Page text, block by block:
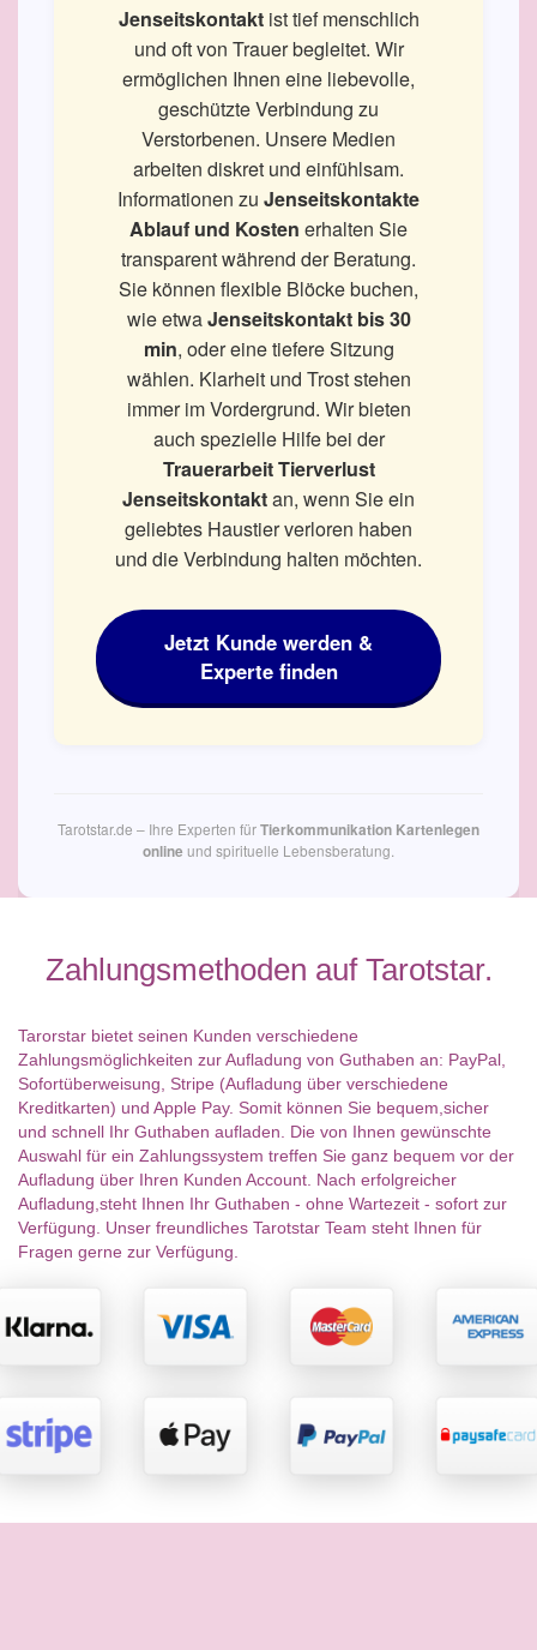
Jenseitskontaktist tief menschlich
und oft von Trauer begleitet. Wir
ermöglichen Ihnen eine liebevolle,
geschützte Verbindung zu
Verstorbenen. Unsere Medien
arbeiten diskret und einfühlsam.
Informationen zu Jenseitskontakte
Ablauf und Kosten erhalten Sie
transparent während der Beratung.
Sie können flexible Blöcke buchen,
wie etwaJenseitskontakt bis 30
min, oder eine tiefere Sitzung
wählen. Klarheit und Trost stehen
immer im Vordergrund. Wir bieten
auch spezielle Hilfe bei der
Trauerarbeit Tierverlust
Jenseitskontaktan, wenn Sie ein
geliebtes Haustier verloren haben
und die Verbindung halten möchten.
Jetzt Kunde werden &
Experte finden
Tarotstar.de – Ihre Experten fürTierkommunikation Kartenlegen
online und spirituelle Lebensberatung.
Zahlungsmethoden auf Tarotstar.
Tarorstar bietet seinen Kunden verschiedene
Zahlungsmöglichkeiten zur Aufladung von Guthaben an: PayPal,
Sofortüberweisung, Stripe (Aufladung über verschiedene
Kreditkarten) und Apple Pay. Somit können Sie bequem,sicher
und schnell Ihr Guthaben aufladen. Die von Ihnen gewünschte
Auswahl für ein Zahlungssystem treffen Sie ganz bequem vor der
Aufladung über Ihren Kunden Account. Nach erfolgreicher
Aufladung,steht Ihnen Ihr Guthaben - ohne Wartezeit - sofort zur
Verfügung. Unser freundliches Tarotstar Team steht Ihnen für
Fragen gerne zur Verfügung.